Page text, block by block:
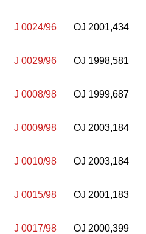
J 0024/96 OJ 2001,434
J 0029/96 OJ 1998,581
J 0008/98 OJ 1999,687
J 0009/98 OJ 2003,184
J 0010/98 OJ 2003,184
J 0015/98 OJ 2001,183
J 0017/98 OJ 2000,399